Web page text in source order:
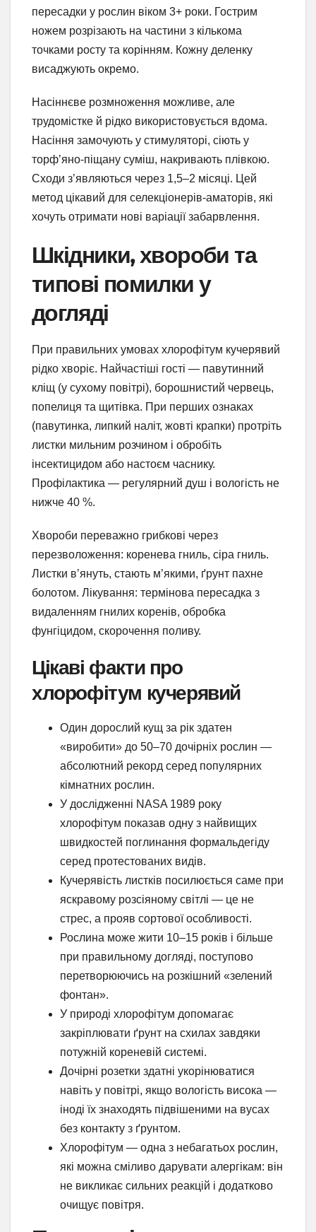
пересадки у рослин віком 3+ роки. Гострим
ножем розрізають на частини з кількома
точками росту та корінням. Кожну деленку
висаджують окремо.
Насіннєве розмноження можливе, але
трудомістке й рідко використовується вдома.
Насіння замочують у стимуляторі, сіють у
торф’яно-піщану суміш, накривають плівкою.
Сходи з’являються через 1,5–2 місяці. Цей
метод цікавий для селекціонерів-аматорів, які
хочуть отримати нові варіації забарвлення.
Шкідники, хвороби та
типові помилки у
догляді
При правильних умовах хлорофітум кучерявий
рідко хворіє. Найчастіші гості — павутинний
кліщ (у сухому повітрі), борошнистий червець,
попелиця та щитівка. При перших ознаках
(павутинка, липкий наліт, жовті крапки) протріть
листки мильним розчином і обробіть
інсектицидом або настоєм часнику.
Профілактика — регулярний душ і вологість не
нижче 40 %.
Хвороби переважно грибкові через
перезволоження: коренева гниль, сіра гниль.
Листки в’януть, стають м’якими, ґрунт пахне
болотом. Лікування: термінова пересадка з
видаленням гнилих коренів, обробка
фунгіцидом, скорочення поливу.
Цікаві факти про
хлорофітум кучерявий
Один дорослий кущ за рік здатен
«виробити» до 50–70 дочірніх рослин —
абсолютний рекорд серед популярних
кімнатних рослин.
У дослідженні NASA 1989 року
хлорофітум показав одну з найвищих
швидкостей поглинання формальдегіду
серед протестованих видів.
Кучерявість листків посилюється саме при
яскравому розсіяному світлі — це не
стрес, а прояв сортової особливості.
Рослина може жити 10–15 років і більше
при правильному догляді, поступово
перетворюючись на розкішний «зелений
фонтан».
У природі хлорофітум допомагає
закріплювати ґрунт на схилах завдяки
потужній кореневій системі.
Дочірні розетки здатні укорінюватися
навіть у повітрі, якщо вологість висока —
іноді їх знаходять підвішеними на вусах
без контакту з ґрунтом.
Хлорофітум — одна з небагатьох рослин,
які можна сміливо дарувати алергікам: він
не викликає сильних реакцій і додатково
очищує повітря.